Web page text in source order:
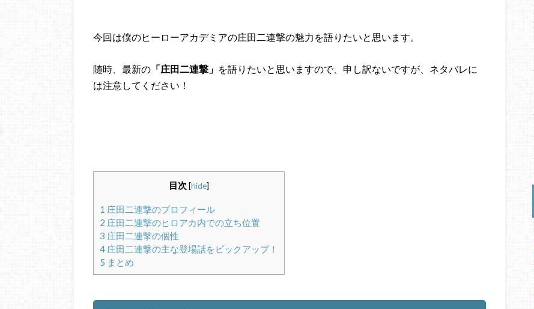
今回は僕のヒーローアカデミアの庄田二連撃の魅力を語りたいと思います。
随時、最新の 「庄田二連撃」 を語りたいと思いますので、申し訳ないですが、ネタバレに
は注意してください！
目次 [hide]
1 庄田二連撃のプロフィール
2 庄田二連撃のヒロアカ内での立ち位置
3 庄田二連撃の個性
4 庄田二連撃の主な登場話をピックアップ！
5 まとめ